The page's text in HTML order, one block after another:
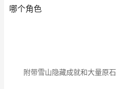
哪个角色
附带雪山隐藏成就和大量原石